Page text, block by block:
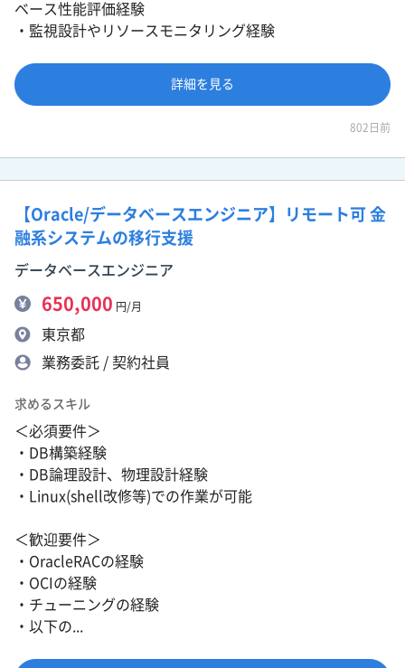
ベース性能評価経験
・監視設計やリソースモニタリング経験
詳細を見る
802日前
【Oracle/データベースエンジニア】リモート可 金
融系システムの移行支援
データベースエンジニア
650,000 円/月
東京都
業務委託 / 契約社員
求めるスキル
＜必須要件＞
・DB構築経験
・DB論理設計、物理設計経験
・Linux(shell改修等)での作業が可能
＜歓迎要件＞
・OracleRACの経験
・OCIの経験
・チューニングの経験
・以下の...